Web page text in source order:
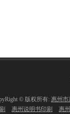
© 版权所有: 惠州市
惠州说明书印刷 惠